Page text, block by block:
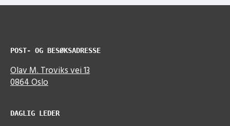
POST- OG BESØKSADRESSE
Olav M. Troviks vei 13
0864 Oslo
DAGLIG LEDER